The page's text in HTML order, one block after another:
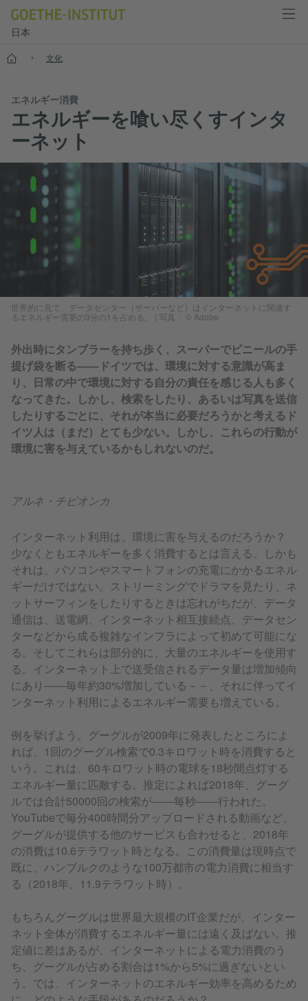
日本
スタート 文化
エネルギー消費
エネルギーを喰い尽くすインタ
ーネット
世界的に見て、データセンター（サーバーなど）はインターネットに関連す
るエネルギー需要の3分の1を占める。 | 写真： © Adobe
外出時にタンブラーを持ち歩く、スーパーでビニールの手
提げ袋を断る――ドイツでは、環境に対する意識が高ま
り、日常の中で環境に対する自分の責任を感じる人も多く
なってきた。しかし、検索をしたり、あるいは写真を送信
したりするごとに、それが本当に必要だろうかと考えるド
イツ人は（まだ）とても少ない。しかし、これらの行動が
環境に害を与えているかもしれないのだ。
アルネ・チピオンカ
インターネット利用は、環境に害を与えるのだろうか？
少なくともエネルギーを多く消費するとは言える。しかも
それは、パソコンやスマートフォンの充電にかかるエネル
ギーだけではない。ストリーミングでドラマを見たり、ネ
ットサーフィンをしたりするときは忘れがちだが、データ
通信は、送電網、インターネット相互接続点、データセン
ターなどから成る複雑なインフラによって初めて可能にな
る。そしてこれらは部分的に、大量のエネルギーを使用す
る。インターネット上で送受信されるデータ量は増加傾向
にあり――毎年約30%増加している－－、それに伴ってイ
ンターネット利用によるエネルギー需要も増えている。
例を挙げよう。グーグルが2009年に発表したところによ
れば、1回のグーグル検索で0.3キロワット時を消費すると
いう。これは、60キロワット時の電球を18秒間点灯する
エネルギー量に匹敵する。推定によれば2018年、グーグ
ルでは合計50000回の検索が――毎秒――行われた。
YouTubeで毎分400時間分アップロードされる動画など、
グーグルが提供する他のサービスも合わせると、2018年
の消費は10.6テラワット時となる。この消費量は現時点で
既に、ハンブルクのような100万都市の電力消費に相当す
る（2018年、11.9テラワット時）。
もちろんグーグルは世界最大規模のIT企業だが、インター
ネット全体が消費するエネルギー量には遠く及ばない。推
定値に差はあるが、インターネットによる電力消費のう
ち、グーグルが占める割合は1%から5%に過ぎないとい
う。では、インターネットのエネルギー効率を高めるため